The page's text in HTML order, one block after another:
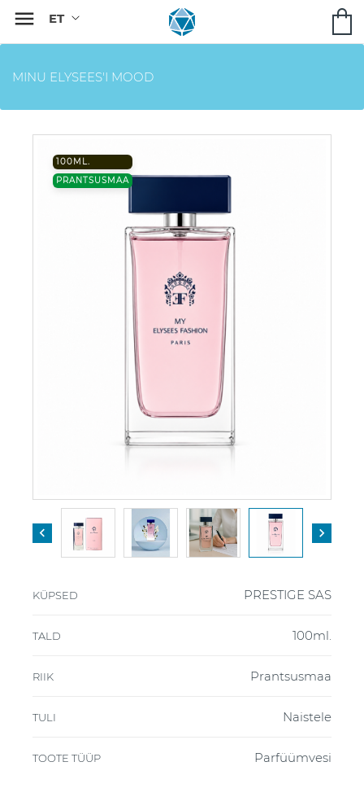

MINU ELYSEES'I MOOD
100ML.
PRANTSUSMAA
 
KÜPSED PRESTIGE SAS
TALD 100ml.
RIIK Prantsusmaa
TULI Naistele
TOOTE TÜÜP Parfüümvesi